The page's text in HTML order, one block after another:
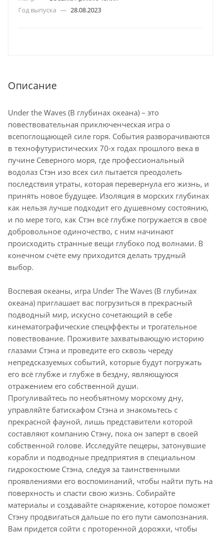
Год выпуска — 28.08.2023
Описание
Under the Waves (В глубинах океана) – это
повествовательная приключенческая игра о
всепоглощающей силе горя. События разворачиваются
в технофутуристических 70-х годах прошлого века в
пучине Северного моря, где профессиональный
водолаз Стэн изо всех сил пытается преодолеть
последствия утраты, которая перевернула его жизнь, и
принять новое будущее. Изоляция в морских глубинах
как нельзя лучше подходит его душевному состоянию,
и по мере того, как Стэн всё глубже погружается в своё
добровольное одиночество, с ним начинают
происходить странные вещи глубоко под волнами. В
конечном счёте ему приходится делать трудный
выбор.
Воспевая океаны, игра Under The Waves (В глубинах
океана) приглашает вас погрузиться в прекрасный
подводный мир, искусно сочетающий в себе
кинематографические спецэффекты и трогательное
повествование. Проживите захватывающую историю
глазами Стэна и проведите его сквозь череду
непредсказуемых событий, которые будут погружать
его всё глубже и глубже в бездну, являющуюся
отражением его собственной души.
Прогуливайтесь по необъятному морскому дну,
управляйте батискафом Стэна и знакомьтесь с
прекрасной фауной, лишь представители которой
составляют компанию Стэну, пока он заперт в своей
собственной голове. Исследуйте пещеры, затонувшие
корабли и подводные предприятия в специальном
гидрокостюме Стэна, следуя за таинственными
проявлениями его воспоминаний, чтобы найти путь на
поверхность и спасти свою жизнь. Собирайте
материалы и создавайте снаряжение, которое поможет
Стэну продвигаться дальше по его пути самопознания.
Вам придется сойти с проторенной дорожки, чтобы